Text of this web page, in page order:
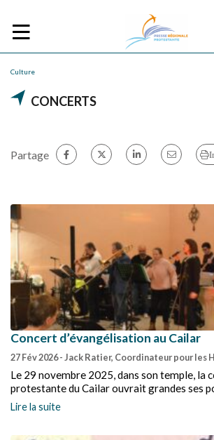
Culture
CONCERTS
Partage
Concert d’évangélisation au Cailar
27 Fév 2026- Jack Ratier, Coordinateur pour les
Le 29 novembre 2025, dans son temple, la
protestante du Cailar ouvrait grandes ses
Hugu’Notes.
Lire la suite